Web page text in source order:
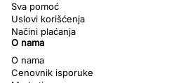
Sva pomoć
Uslovi korišćenja
Načini plaćanja
O nama
O nama
Cenovnik isporuke